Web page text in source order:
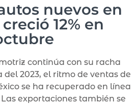
nuevos en
12% en
continúa con su racha
del 2023, el ritmo de ventas de
se ha recuperado en línea
exportaciones también se